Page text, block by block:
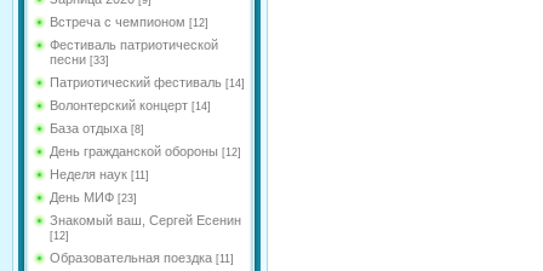
Встреча с чемпионом [12]
Фестиваль патриотической
песни [33]
Патриотический фестиваль [14]
Волонтерский концерт [14]
База отдыха [8]
День гражданской обороны [12]
Неделя наук [11]
День МИФ [23]
Знакомый ваш, Сергей Есенин
[12]
Образовательная поездка [11]